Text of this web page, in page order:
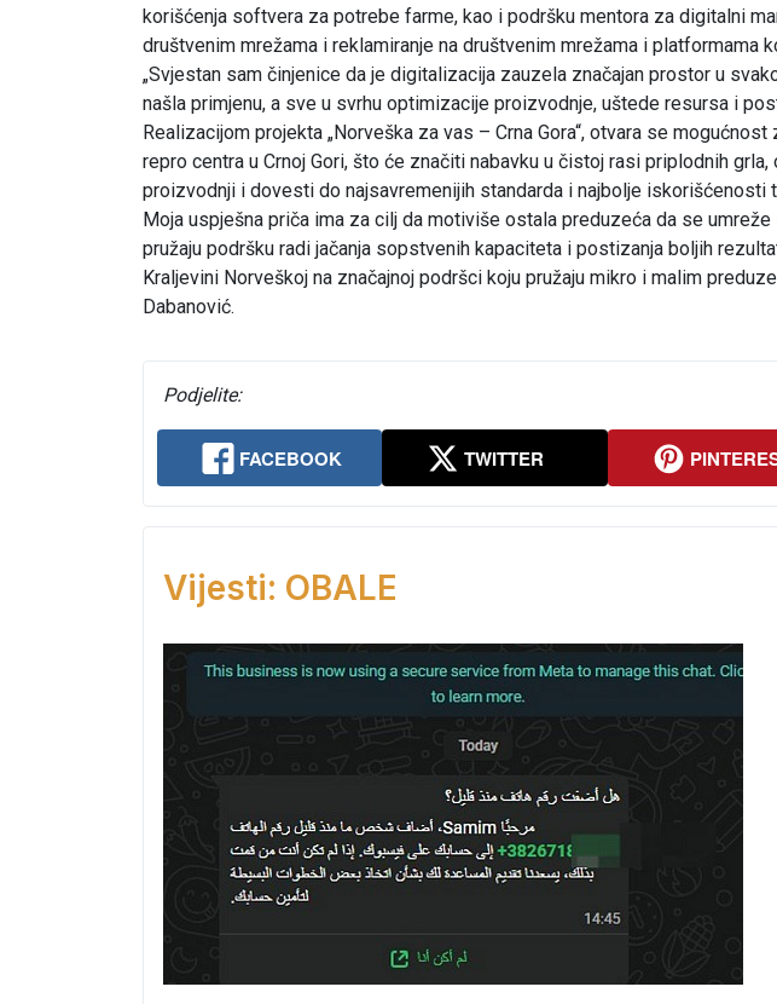
korišćenja softvera za potrebe farme, kao i podršku mentora za digitalni
društvenim mrežama i reklamiranje na društvenim mrežama i platformama
„Svjestan sam činjenice da je digitalizacija zauzela značajan prostor u
našla primjenu, a sve u svrhu optimizacije proizvodnje, uštede resursa i
Realizacijom projekta „Norveška za vas – Crna Gora“, otvara se
repro centra u Crnoj Gori, što će značiti nabavku u čistoj rasi priplodnih
proizvodnji i dovesti do najsavremenijih standarda i najbolje iskorišćenosti
Moja uspješna priča ima za cilj da motiviše ostala preduzeća da se
pružaju podršku radi jačanja sopstvenih kapaciteta i postizanja boljih
Kraljevini Norveškoj na značajnoj podršci koju pružaju mikro i malim
Dabanović.
Podjelite:
FACEBOOK TWITTER
Vijesti: OBALE